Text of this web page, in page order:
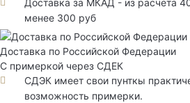
менее 300 руб
Доставка по Российской Федерации
С примеркой через СДЕК
СДЭК имеет свои пунткы
возможность примерки.